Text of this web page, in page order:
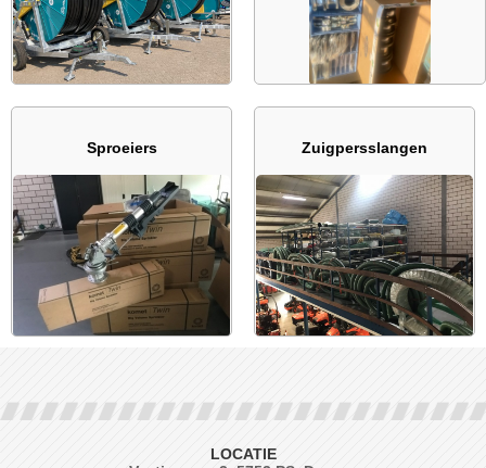
Sproeiers Zuigpersslangen
LOCATIE